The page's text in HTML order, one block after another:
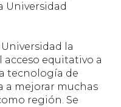
Universidad
la
acceso equitativo a
tecnología de
a mejorar muchas
región. Se